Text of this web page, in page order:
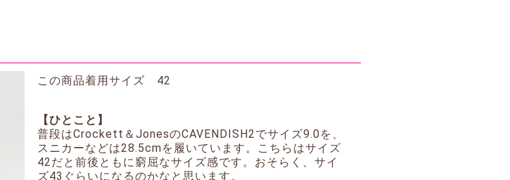
この商品着用サイズ 42
【ひとこと】
普段はCrockett＆JonesのCAVENDISH2でサイズ9.0を、
スニカーなどは28.5cmを履いています。こちらはサイズ
42だと前後ともに窮屈なサイズ感です。おそらく、サイ
ズ43ぐらいになるのかなと思います。